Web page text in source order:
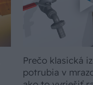
Prečo klasická
potrubia v